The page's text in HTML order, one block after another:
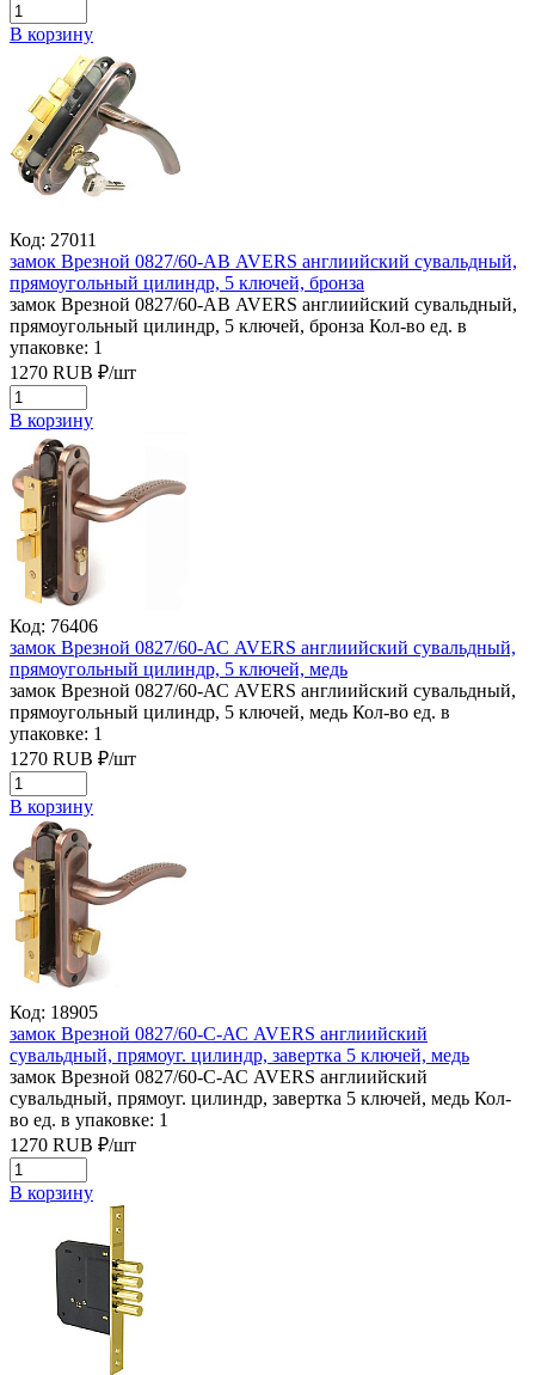
В корзину
Код: 27011
замок Врезной 0827/60-АВ AVERS англиийский сувальдный,
прямоугольный цилиндр, 5 ключей, бронза
замок Врезной 0827/60-АВ AVERS англиийский сувальдный,
прямоугольный цилиндр, 5 ключей, бронза Кол-во ед. в
упаковке: 1
1270 RUB ₽/шт
В корзину
Код: 76406
замок Врезной 0827/60-АС AVERS англиийский сувальдный,
прямоугольный цилиндр, 5 ключей, медь
замок Врезной 0827/60-АС AVERS англиийский сувальдный,
прямоугольный цилиндр, 5 ключей, медь Кол-во ед. в
упаковке: 1
1270 RUB ₽/шт
В корзину
Код: 18905
замок Врезной 0827/60-С-АС AVERS англиийский
сувальдный, прямоуг. цилиндр, завертка 5 ключей, медь
замок Врезной 0827/60-С-АС AVERS англиийский
сувальдный, прямоуг. цилиндр, завертка 5 ключей, медь Кол-
во ед. в упаковке: 1
1270 RUB ₽/шт
В корзину